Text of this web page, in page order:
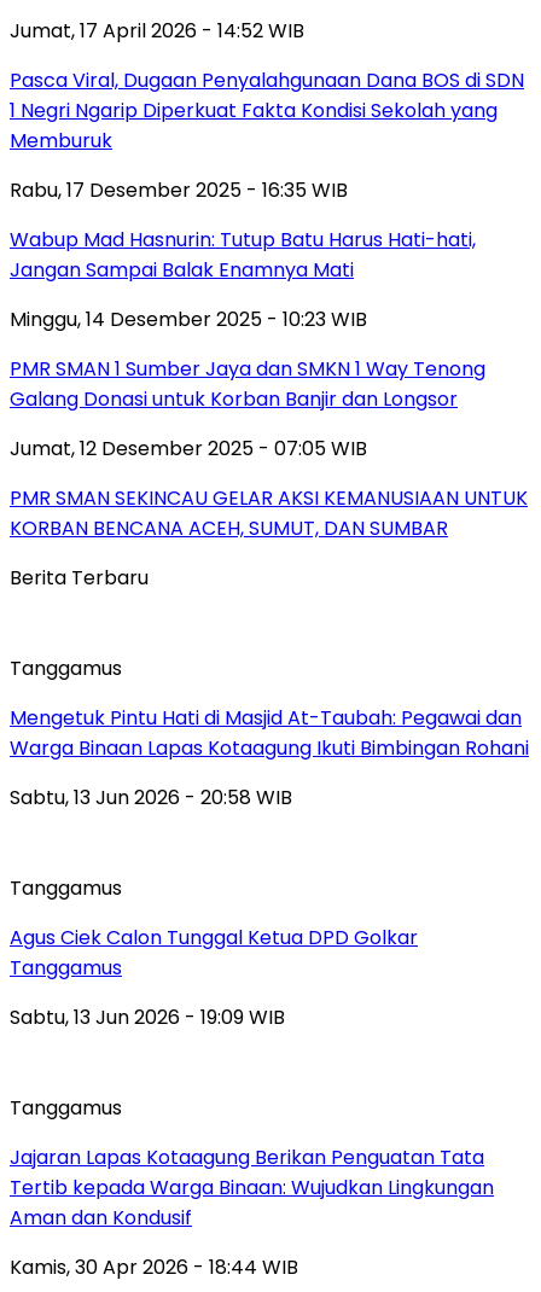
Jumat, 17 April 2026 - 14:52 WIB
Pasca Viral, Dugaan Penyalahgunaan Dana BOS di SDN
1 Negri Ngarip Diperkuat Fakta Kondisi Sekolah yang
Memburuk
Rabu, 17 Desember 2025 - 16:35 WIB
Wabup Mad Hasnurin: Tutup Batu Harus Hati-hati,
Jangan Sampai Balak Enamnya Mati
Minggu, 14 Desember 2025 - 10:23 WIB
PMR SMAN 1 Sumber Jaya dan SMKN 1 Way Tenong
Galang Donasi untuk Korban Banjir dan Longsor
Jumat, 12 Desember 2025 - 07:05 WIB
PMR SMAN SEKINCAU GELAR AKSI KEMANUSIAAN UNTUK
KORBAN BENCANA ACEH, SUMUT, DAN SUMBAR
Berita Terbaru
Tanggamus
Mengetuk Pintu Hati di Masjid At-Taubah: Pegawai dan
Warga Binaan Lapas Kotaagung Ikuti Bimbingan Rohani
Sabtu, 13 Jun 2026 - 20:58 WIB
Tanggamus
Agus Ciek Calon Tunggal Ketua DPD Golkar
Tanggamus
Sabtu, 13 Jun 2026 - 19:09 WIB
Tanggamus
Jajaran Lapas Kotaagung Berikan Penguatan Tata
Tertib kepada Warga Binaan: Wujudkan Lingkungan
Aman dan Kondusif
Kamis, 30 Apr 2026 - 18:44 WIB